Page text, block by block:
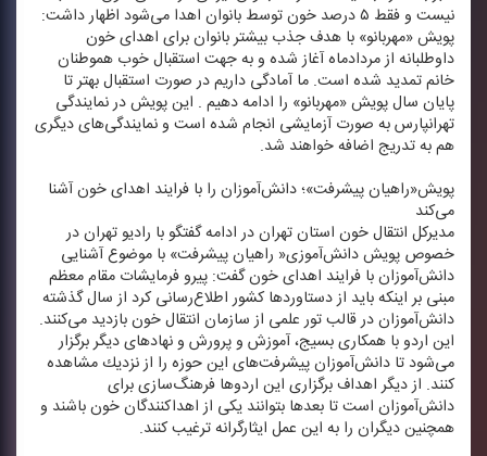
نیست و فقط ۵ درصد خون توسط بانوان اهدا می‌شود اظهار داشت:
پویش «مهربانو» با هدف جذب بیشتر بانوان برای اهدای خون
داوطلبانه از مردادماه آغاز شده و به جهت استقبال خوب هموطنان
خانم تمدید شده است. ما آمادگی داریم در صورت استقبال بهتر تا
پایان سال پویش «مهربانو» را ادامه دهیم . این پویش در نمایندگی
تهرانپارس به صورت آزمایشی انجام شده است و نمایندگی‌های دیگری
هم به تدریج اضافه خواهند شد.
پویش«راهیان پیشرفت»؛ دانش‌آموزان را با فرایند اهدای خون آشنا
می‌كند
مدیركل انتقال خون استان تهران در ادامه گفتگو با رادیو تهران در
خصوص پویش دانش‌آموزی« راهیان پیشرفت» با موضوع آشنایی
دانش‌آموزان با فرایند اهدای خون گفت: پیرو فرمایشات مقام معظم
مبنی بر اینكه باید از دستاوردها كشور اطلاع‌رسانی كرد از سال گذشته
دانش‌آموزان در قالب تور علمی از سازمان انتقال خون بازدید می‌كنند.
این اردو با همكاری بسیج، آموزش و پرورش و نهادهای دیگر برگزار
می‌شود تا دانش‌آموزان پیشرفت‌های این حوزه را از نزدیك مشاهده
كنند. از دیگر اهداف برگزاری این اردوها فرهنگ‌سازی برای
دانش‌آموزان است تا بعدها بتوانند یكی از اهداكنندگان خون باشند و
همچنین دیگران را به این عمل ایثارگرانه ترغیب كنند.